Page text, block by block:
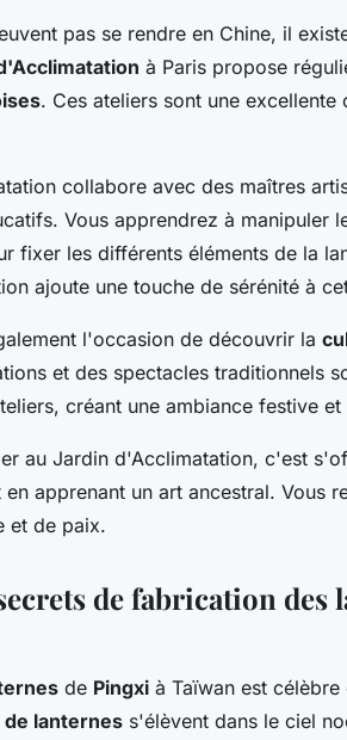
pas se rendre en Chine, il
à Paris propose
. Ces ateliers sont une
collabore avec des maîtres
Vous apprendrez à manipuler
fixer les différents éléments de la
ajoute une touche de sérénité à
l'occasion de découvrir la
et des spectacles traditionnels
créant une ambiance festive et
au Jardin d'Acclimatation, c'est
apprenant un art ancestral. Vous
et de paix.
de fabrication des
de Pingxi à Taïwan est
de lanternes s'élèvent dans le ciel